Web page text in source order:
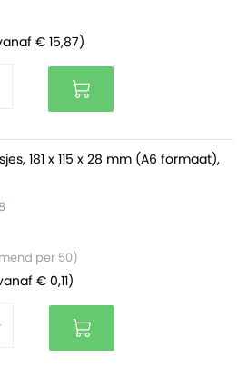
€ 15,87)
181 x 115 x 28 mm (A6 formaat),
per 50)
€ 0,11)